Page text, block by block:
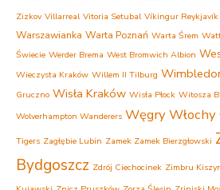
Zizkov Villarreal Vitoria Setubal Víkingur Reykjavík
Warszawianka Warta Poznań Warta Śrem
Świecie Werder Brema West Bromwich Albion
Wieczysta Kraków Willem II Tilburg
Gruczno Wisła Kraków Wisła Płock Witosza
Wolverhampton Wanderers WęgryWłochy
Tigers Zagłębie Lubin Zamek Zamek Bierzgłowski
Bydgoszcz Zdrój Ciechocinek Zimbru